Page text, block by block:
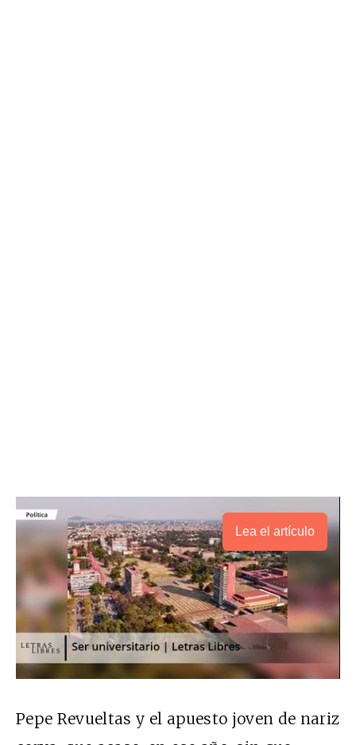
Lea el artículo
Pepe Revueltas y el apuesto joven de nariz